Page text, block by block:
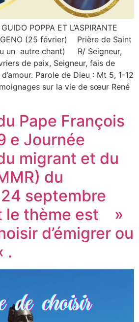
POPPA ET L’ASPIRANTE
(25 février) Prière de Saint
un autre chant) R/ Seigneur,
de paix, Seigneur, fais de
Parole de Dieu : Mt 5, 1-12
sur la vie de sœur René
Pape François
e Journée
migrant et du
du
septembre
le thème est »
d’émigrer ou
.